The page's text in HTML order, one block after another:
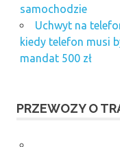
samochodzie
Uchwyt na
kiedy telefon musi
mandat 500 zł
PRZEWOZY O